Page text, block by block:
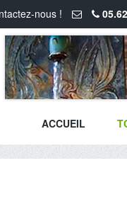
nous !
ACCUEIL